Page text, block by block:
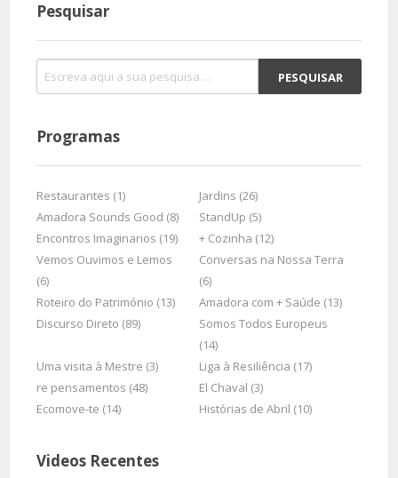
Pesquisar
Programas
Restaurantes (1)
Jardins (26)
Amadora Sounds Good (8)
StandUp (5)
Encontros Imaginarios (19)
+ Cozinha (12)
Vemos Ouvimos e Lemos
(6)
Conversas na Nossa Terra
(6)
Roteiro do Património (13)
Amadora com + Saúde (13)
Discurso Direto (89)
Somos Todos Europeus
(14)
Uma visita à Mestre (3)
Liga à Resiliência (17)
re pensamentos (48)
El Chaval (3)
Ecomove-te (14)
Histórias de Abril (10)
Videos Recentes